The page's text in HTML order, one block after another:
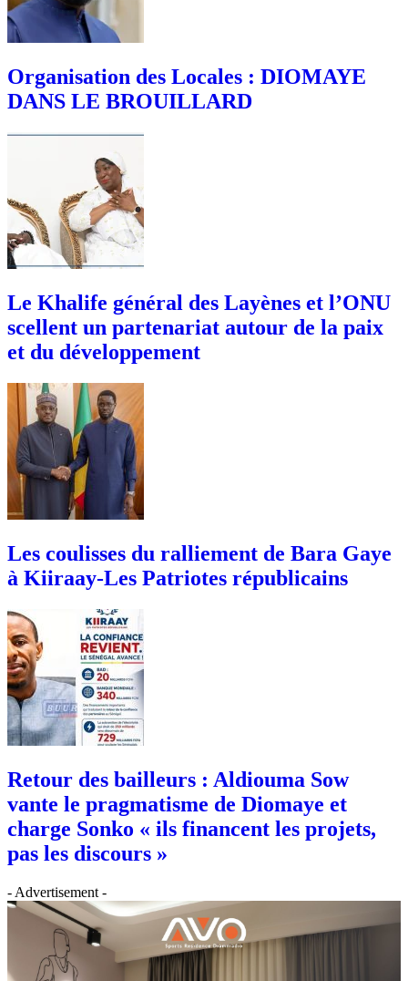
Organisation des Locales : DIOMAYE
DANS LE BROUILLARD
Le Khalife général des Layènes et l’ONU
scellent un partenariat autour de la paix
et du développement
Les coulisses du ralliement de Bara Gaye
à Kiiraay-Les Patriotes républicains
Retour des bailleurs : Aldiouma Sow
vante le pragmatisme de Diomaye et
charge Sonko « ils financent les projets,
pas les discours »
- Advertisement -